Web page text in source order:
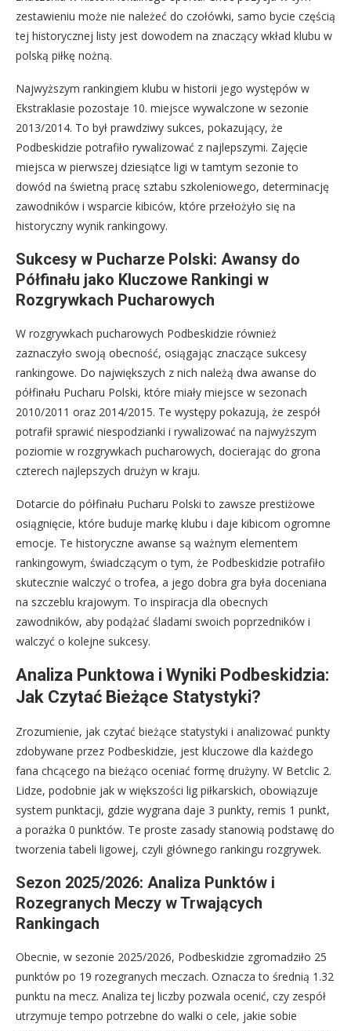
zestawieniu może nie należeć do czołówki, samo bycie częścią
tej historycznej listy jest dowodem na znaczący wkład klubu w
polską piłkę nożną.
Najwyższym rankingiem klubu w historii jego występów w
Ekstraklasie pozostaje 10. miejsce wywalczone w sezonie
2013/2014. To był prawdziwy sukces, pokazujący, że
Podbeskidzie potrafiło rywalizować z najlepszymi. Zajęcie
miejsca w pierwszej dziesiątce ligi w tamtym sezonie to
dowód na świetną pracę sztabu szkoleniowego, determinację
zawodników i wsparcie kibiców, które przełożyło się na
historyczny wynik rankingowy.
Sukcesy w Pucharze Polski: Awansy do
Półfinału jako Kluczowe Rankingi w
Rozgrywkach Pucharowych
W rozgrywkach pucharowych Podbeskidzie również
zaznaczyło swoją obecność, osiągając znaczące sukcesy
rankingowe. Do największych z nich należą dwa awanse do
półfinału Pucharu Polski, które miały miejsce w sezonach
2010/2011 oraz 2014/2015. Te występy pokazują, że zespół
potrafił sprawić niespodzianki i rywalizować na najwyższym
poziomie w rozgrywkach pucharowych, docierając do grona
czterech najlepszych drużyn w kraju.
Dotarcie do półfinału Pucharu Polski to zawsze prestiżowe
osiągnięcie, które buduje markę klubu i daje kibicom ogromne
emocje. Te historyczne awanse są ważnym elementem
rankingowym, świadczącym o tym, że Podbeskidzie potrafiło
skutecznie walczyć o trofea, a jego dobra gra była doceniana
na szczeblu krajowym. To inspiracja dla obecnych
zawodników, aby podążać śladami swoich poprzedników i
walczyć o kolejne sukcesy.
Analiza Punktowa i Wyniki Podbeskidzia:
Jak Czytać Bieżące Statystyki?
Zrozumienie, jak czytać bieżące statystyki i analizować punkty
zdobywane przez Podbeskidzie, jest kluczowe dla każdego
fana chcącego na bieżąco oceniać formę drużyny. W Betclic 2.
Lidze, podobnie jak w większości lig piłkarskich, obowiązuje
system punktacji, gdzie wygrana daje 3 punkty, remis 1 punkt,
a porażka 0 punktów. Te proste zasady stanowią podstawę do
tworzenia tabeli ligowej, czyli głównego rankingu rozgrywek.
Sezon 2025/2026: Analiza Punktów i
Rozegranych Meczy w Trwających
Rankingach
Obecnie, w sezonie 2025/2026, Podbeskidzie zgromadziło 25
punktów po 19 rozegranych meczach. Oznacza to średnią 1.32
punktu na mecz. Analiza tej liczby pozwala ocenić, czy zespół
utrzymuje tempo potrzebne do walki o cele, jakie sobie